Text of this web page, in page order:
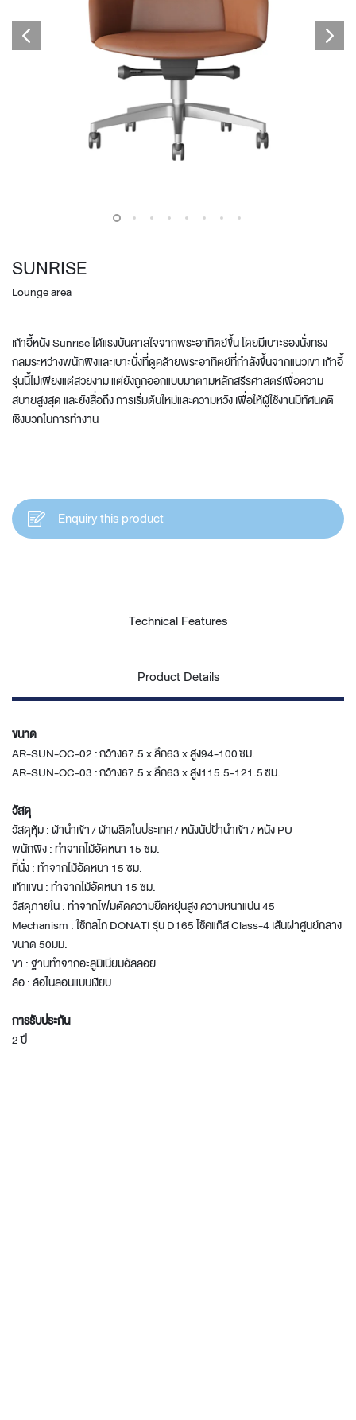
SUNRISE
Lounge area
เก้าอี้หนัง Sunrise ได้แรงบันดาลใจจากพระอาทิตย์ขึ้น โดยมีเบาะรองนั่งทรง
กลมระหว่างพนักพิงและเบาะนั่งที่ดูคล้ายพระอาทิตย์ที่กำลังขึ้นจากแนวเขา เก้าอี้
รุ่นนี้ไม่เพียงแต่สวยงาม แต่ยังถูกออกแบบมาตามหลักสรีรศาสตร์เพื่อความ
สบายสูงสุด และยังสื่อถึง การเริ่มต้นใหม่และความหวัง เพื่อให้ผู้ใช้งานมีทัศนคติ
เชิงบวกในการทำงาน
Enquiry this product
Technical Features
Product Details
ขนาด
AR-SUN-OC-02 : กว้าง67.5 x ลึก63 x สูง94-100 ซม.
AR-SUN-OC-03 : กว้าง67.5 x ลึก63 x สูง115.5-121.5 ซม.
วัสดุ
วัสดุหุ้ม : ผ้านำเข้า / ผ้าผลิตในประเทศ / หนังนัปป้านำเข้า / หนัง PU
พนักพิง : ทำจากไม้อัดหนา 15 ซม.
ที่นั่ง : ทำจากไม้อัดหนา 15 ซม.
เท้าแขน : ทำจากไม้อัดหนา 15 ซม.
วัสดุภายใน : ทำจากโฟมตัดความยืดหยุ่นสูง ความหนาแน่น 45
Mechanism : ใช้กลไก DONATI รุ่น D165 โช้คแก๊ส Class-4 เส้นผ่าศูนย์กลาง
ขนาด 50มม.
ขา : ฐานทำจากอะลูมิเนียมอัลลอย
ล้อ : ล้อไนลอนแบบเงียบ
การรับประกัน
2 ปี